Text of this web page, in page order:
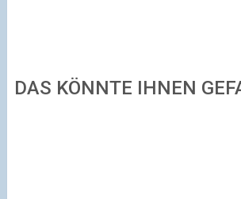
DAS KÖNNTE IHNEN